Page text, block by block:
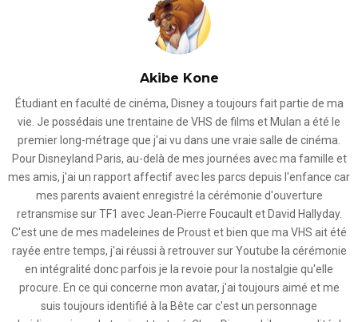
Akibe Kone
Étudiant en faculté de cinéma, Disney a toujours fait partie de ma
vie. Je possédais une trentaine de VHS de films et Mulan a été le
premier long-métrage que j'ai vu dans une vraie salle de cinéma.
Pour Disneyland Paris, au-delà de mes journées avec ma famille et
mes amis, j'ai un rapport affectif avec les parcs depuis l'enfance car
mes parents avaient enregistré la cérémonie d'ouverture
retransmise sur TF1 avec Jean-Pierre Foucault et David Hallyday.
C'est une de mes madeleines de Proust et bien que ma VHS ait été
rayée entre temps, j'ai réussi à retrouver sur Youtube la cérémonie
en intégralité donc parfois je la revoie pour la nostalgie qu'elle
procure. En ce qui concerne mon avatar, j'ai toujours aimé et me
suis toujours identifié à la Bête car c'est un personnage